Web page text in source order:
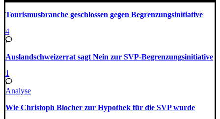
Tourismusbranche geschlossen gegen Begrenzungsinitiative
4
Auslandschweizerrat sagt Nein zur SVP-Begrenzungsinitiative
1
Analyse
Wie Christoph Blocher zur Hypothek für die SVP wurde